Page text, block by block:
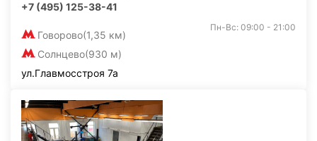
+7 (495) 125-38-41
Говорово(1,35 км)
Солнцево(930 м)
Пн-Вс: 09:00 - 21:00
ул.Главмосстроя 7а